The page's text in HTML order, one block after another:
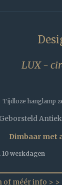
LUX -
Tijdloze hanglamp
Geborsteld
Dimbaar met
werkdagen
of méér info > >